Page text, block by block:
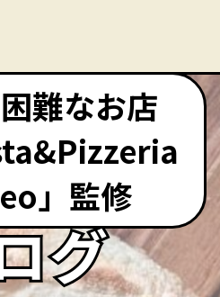
難なお店
」監修
グ
グ